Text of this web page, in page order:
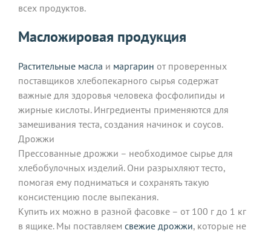
всех продуктов.
Масложировая продукция
Растительные масла и маргарин от проверенных
поставщиков хлебопекарного сырья содержат
важные для здоровья человека фосфолипиды и
жирные кислоты. Ингредиенты применяются для
замешивания теста, создания начинок и соусов.
Дрожжи
Прессованные дрожжи – необходимое сырье для
хлебобулочных изделий. Они разрыхляют тесто,
помогая ему подниматься и сохранять такую
консистенцию после выпекания.
Купить их можно в разной фасовке – от 100 г до 1 кг
в ящике. Мы поставляем свежие дрожжи, которые не